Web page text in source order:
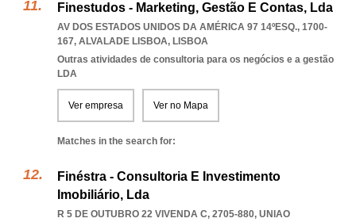
Finestudos - Marketing, Gestão E Contas, Lda
AV DOS ESTADOS UNIDOS DA AMÉRICA 97 14ºESQ., 1700-
167, ALVALADE LISBOA, LISBOA
Outras atividades de consultoria para os negócios e a gestão
LDA
Ver empresa Ver no Mapa
Matches in the search for:
Finéstra - Consultoria E Investimento
Imobiliário, Lda
R 5 DE OUTUBRO 22 VIVENDA C, 2705-880, UNIAO